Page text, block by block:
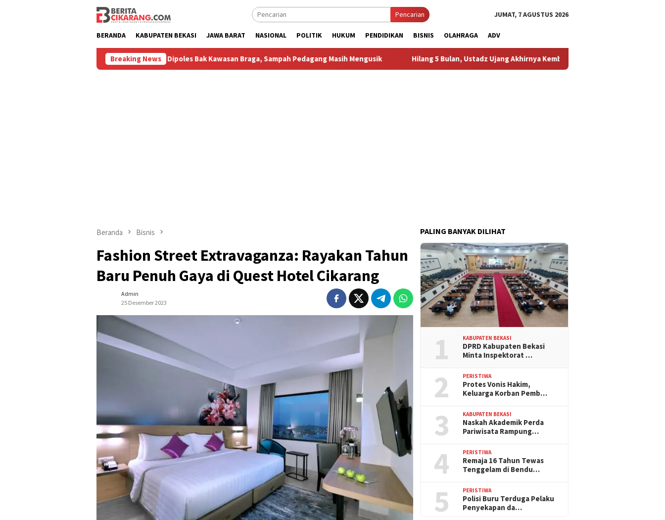
Pencarian JUMAT, 7 AGUSTUS 2026
BERANDA KABUPATEN BEKASI JAWA BARAT NASIONAL POLITIK HUKUM PENDIDIKAN BISNIS OLAHRAGA ADV
Breaking News
Pasar Baru Cikarang Dipoles Bak Kawasan Braga, Sampah Pedagang Masih Mengusik Hilang 5 Bulan, Ustadz Ujang Akhirnya Kembali Melihat Motor Kesayangannya
Beranda Bisnis
Fashion Street Extravaganza: Rayakan Tahun
Baru Penuh Gaya di Quest Hotel Cikarang
Admin
25 Desember 2023
PALING BANYAK DILIHAT
1 KABUPATEN BEKASI
DPRD Kabupaten Bekasi
Minta Inspektorat …
2 PERISTIWA
Protes Vonis Hakim,
Keluarga Korban Pemb…
3 KABUPATEN BEKASI
Naskah Akademik Perda
Pariwisata Rampung…
4 PERISTIWA
Remaja 16 Tahun Tewas
Tenggelam di Bendu…
5 PERISTIWA
Polisi Buru Terduga Pelaku
Penyekapan da…